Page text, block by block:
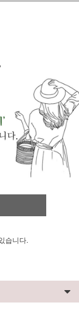
습니다.